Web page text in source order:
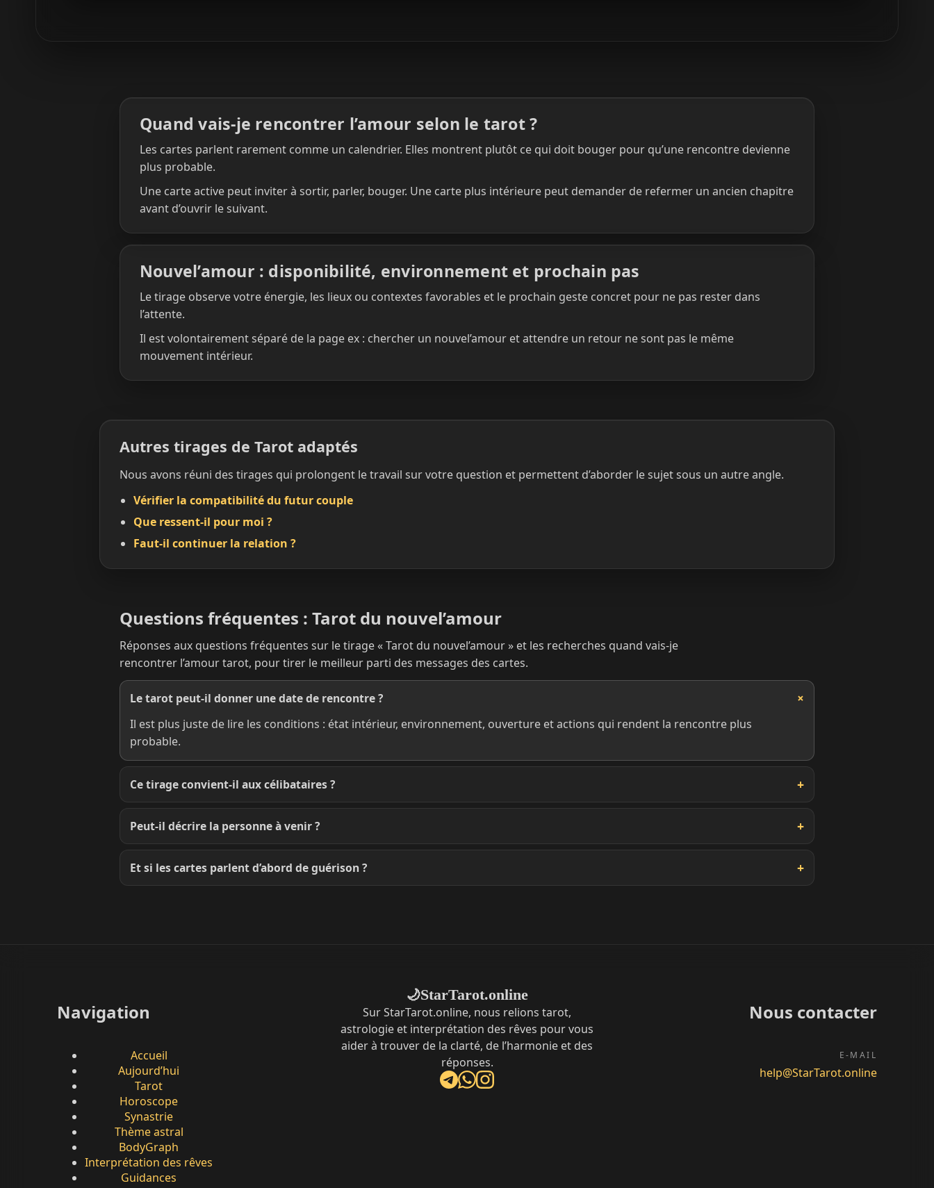
Quand vais-je rencontrer l’amour selon le tarot ?
Les cartes parlent rarement comme un calendrier. Elles montrent plutôt ce qui doit bouger pour qu’une rencontre devienne
plus probable.
Une carte active peut inviter à sortir, parler, bouger. Une carte plus intérieure peut demander de refermer un ancien chapitre
avant d’ouvrir le suivant.
Nouvel’amour : disponibilité, environnement et prochain pas
Le tirage observe votre énergie, les lieux ou contextes favorables et le prochain geste concret pour ne pas rester dans
l’attente.
Il est volontairement séparé de la page ex : chercher un nouvel’amour et attendre un retour ne sont pas le même
mouvement intérieur.
Autres tirages de Tarot adaptés
Nous avons réuni des tirages qui prolongent le travail sur votre question et permettent d’aborder le sujet sous un autre angle.
Vérifier la compatibilité du futur couple
Que ressent-il pour moi ?
Faut-il continuer la relation ?
Questions fréquentes : Tarot du nouvel’amour
Réponses aux questions fréquentes sur le tirage « Tarot du nouvel’amour » et les recherches quand vais-je
rencontrer l’amour tarot, pour tirer le meilleur parti des messages des cartes.
Le tarot peut-il donner une date de rencontre ?
Il est plus juste de lire les conditions : état intérieur, environnement, ouverture et actions qui rendent la rencontre plus
probable.
Ce tirage convient-il aux célibataires ?
Peut-il décrire la personne à venir ?
Et si les cartes parlent d’abord de guérison ?
Navigation
Accueil
Aujourd’hui
Tarot
Horoscope
Synastrie
Thème astral
BodyGraph
Interprétation des rêves
Guidances
🌙StarTarot.online
Sur StarTarot.online, nous relions tarot,
astrologie et interprétation des rêves pour vous
aider à trouver de la clarté, de l’harmonie et des
réponses.
Nous contacter
E-MAIL
help@StarTarot.online